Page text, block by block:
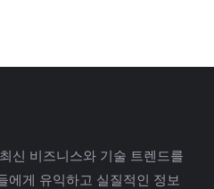
신 비즈니스와 기술 트렌드를
에게 유익하고 실질적인 정보